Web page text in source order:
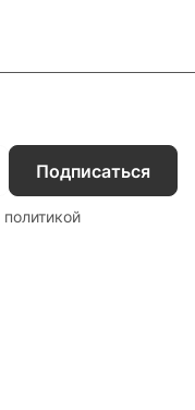
Подписаться
политикой